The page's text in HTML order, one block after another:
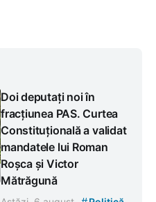
Doi deputați noi în
fracțiunea PAS. Curtea
Constituțională a validat
mandatele lui Roman
Roșca și Victor
Mătrăgună